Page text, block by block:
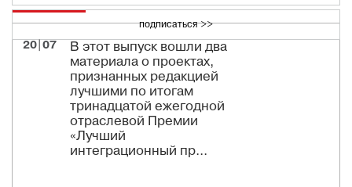
подписаться >>
20|07
В этот выпуск вошли два
материала о проектах,
признанных редакцией
лучшими по итогам
тринадцатой ежегодной
отраслевой Премии
«Лучший
интеграционный пр...